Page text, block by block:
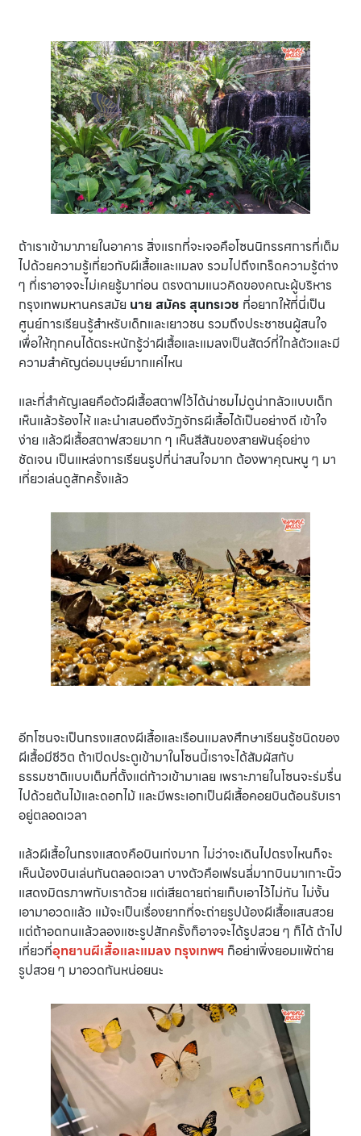
ถ้าเราเข้ามาภายในอาคาร สิ่งแรกที่จะเจอคือโซนนิทรรศการที่เต็ม
ไปด้วยความรู้เกี่ยวกับผีเสื้อและแมลง รวมไปถึงเกร็ดความรู้ต่าง
ๆ ที่เราอาจจะไม่เคยรู้มาก่อน ตรงตามแนวคิดของคณะผู้บริหาร
กรุงเทพมหานครสมัย นาย สมัคร สุนทรเวช ที่อยากให้ที่นี่เป็น
ศูนย์การเรียนรู้สำหรับเด็กและเยาวชน รวมถึงประชาชนผู้สนใจ
เพื่อให้ทุกคนได้ตระหนักรู้ว่าผีเสื้อและแมลงเป็นสัตว์ที่ใกล้ตัวและมี
ความสำคัญต่อมนุษย์มากแค่ไหน
และที่สำคัญเลยคือตัวผีเสื้อสตาฟไว้ได้น่าชมไม่ดูน่ากลัวแบบเด็ก
เห็นแล้วร้องไห้ และนำเสนอถึงวัฏจักรผีเสื้อได้เป็นอย่างดี เข้าใจ
ง่าย แล้วผีเสื้อสตาฟสวยมาก ๆ เห็นสีสันของสายพันธุ์อย่าง
ชัดเจน เป็นแหล่งการเรียนรูปที่น่าสนใจมาก ต้องพาคุณหนู ๆ มา
เที่ยวเล่นดูสักครั้งแล้ว
อีกโซนจะเป็นกรงแสดงผีเสื้อและเรือนแมลงศึกษาเรียนรู้ชนิดของ
ผีเสื้อมีชีวิต ถ้าเปิดประตูเข้ามาในโซนนี้เราจะได้สัมผัสกับ
ธรรมชาติแบบเต็มที่ตั้งแต่ก้าวเข้ามาเลย เพราะภายในโซนจะร่มรื่น
ไปด้วยต้นไม้และดอกไม้ และมีพระเอกเป็นผีเสื้อคอยบินต้อนรับเรา
อยู่ตลอดเวลา
แล้วผีเสื้อในกรงแสดงคือบินเก่งมาก ไม่ว่าจะเดินไปตรงไหนก็จะ
เห็นน้องบินเล่นกันตลอดเวลา บางตัวคือเฟรนลี่มากบินมาเกาะนิ้ว
แสดงมิตรภาพกับเราด้วย แต่เสียดายถ่ายเก็บเอาไว้ไม่ทัน ไม่งั้น
เอามาอวดแล้ว แม้จะเป็นเรื่องยากที่จะถ่ายรูปน้องผีเสื้อแสนสวย
แต่ถ้าอดทนแล้วลองแชะรูปสักครั้งก็อาจจะได้รูปสวย ๆ ก็ได้ ถ้าไป
เที่ยวที่อุทยานผีเสื้อและแมลง กรุงเทพฯ ก็อย่าเพิ่งยอมแพ้ถ่าย
รูปสวย ๆ มาอวดกันหน่อยนะ